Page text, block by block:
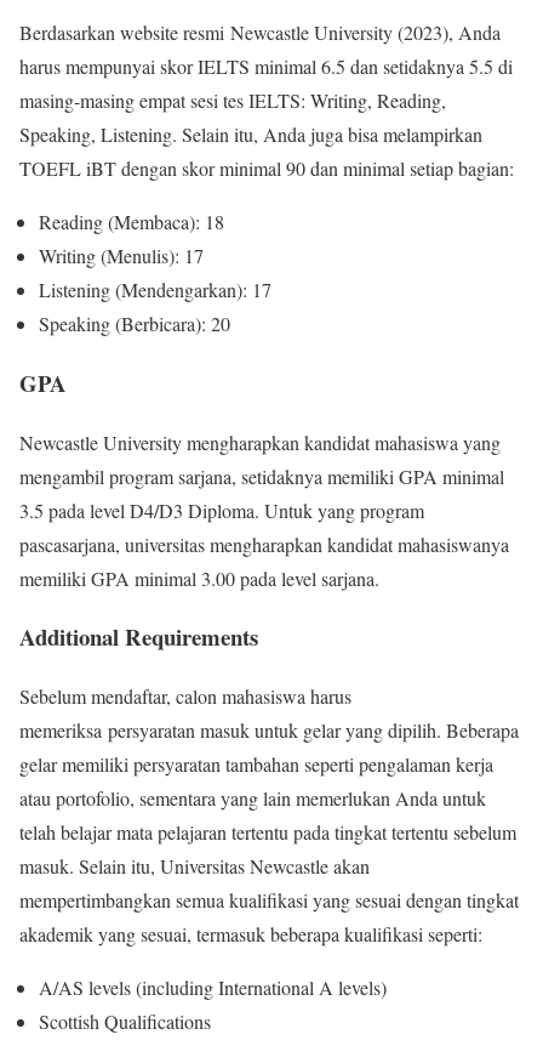
Berdasarkan website resmi Newcastle University (2023), Anda
harus mempunyai skor IELTS minimal 6.5 dan setidaknya 5.5 di
masing-masing empat sesi tes IELTS: Writing, Reading,
Speaking, Listening. Selain itu, Anda juga bisa melampirkan
TOEFL iBT dengan skor minimal 90 dan minimal setiap bagian:
Reading (Membaca): 18
Writing (Menulis): 17
Listening (Mendengarkan): 17
Speaking (Berbicara): 20
GPA
Newcastle University mengharapkan kandidat mahasiswa yang
mengambil program sarjana, setidaknya memiliki GPA minimal
3.5 pada level D4/D3 Diploma. Untuk yang program
pascasarjana, universitas mengharapkan kandidat mahasiswanya
memiliki GPA minimal 3.00 pada level sarjana.
Additional Requirements
Sebelum mendaftar, calon mahasiswa harus
memeriksa persyaratan masuk untuk gelar yang dipilih. Beberapa
gelar memiliki persyaratan tambahan seperti pengalaman kerja
atau portofolio, sementara yang lain memerlukan Anda untuk
telah belajar mata pelajaran tertentu pada tingkat tertentu sebelum
masuk. Selain itu, Universitas Newcastle akan
mempertimbangkan semua kualifikasi yang sesuai dengan tingkat
akademik yang sesuai, termasuk beberapa kualifikasi seperti:
A/AS levels (including International A levels)
Scottish Qualifications